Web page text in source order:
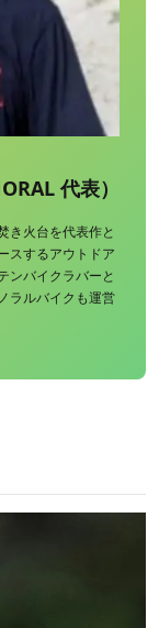
代表）
き火台を代表作と
スするアウトドア
ンバイクラバーと
ラルバイクも運営